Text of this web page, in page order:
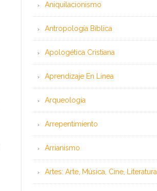
Aniquilacionismo
Antropología Bíblica
Apologética Cristiana
Aprendizaje En Línea
Arqueología
Arrepentimiento
Arrianismo
Artes: Arte, Música, Cine, Literatura